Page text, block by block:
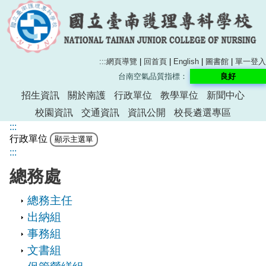
:::網頁導覽 | 回首頁 | English | 圖書館 | 單一登入
台南空氣品質指標：
良好
招生資訊 關於南護 行政單位 教學單位
新聞中心
校園資訊
交通資訊 資訊公開
校長遴選專區
:::
行政單位
:::
總務處
總務主任
出納組
事務組
文書組